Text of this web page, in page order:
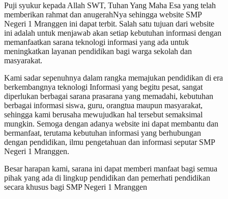
Puji syukur kepada Allah SWT, Tuhan Yang Maha Esa yang telah
memberikan rahmat dan anugerahNya sehingga website SMP
Negeri 1 Mranggen ini dapat terbit. Salah satu tujuan dari website
ini adalah untuk menjawab akan setiap kebutuhan informasi dengan
memanfaatkan sarana teknologi informasi yang ada untuk
meningkatkan layanan pendidikan bagi warga sekolah dan
masyarakat.
Kami sadar sepenuhnya dalam rangka memajukan pendidikan di era
berkembangnya teknologi Informasi yang begitu pesat, sangat
diperlukan berbagai sarana prasarana yang memadahi, kebutuhan
berbagai informasi siswa, guru, orangtua maupun masyarakat,
sehingga kami berusaha mewujudkan hal tersebut semaksimal
mungkin. Semoga dengan adanya website ini dapat membantu dan
bermanfaat, terutama kebutuhan informasi yang berhubungan
dengan pendidikan, ilmu pengetahuan dan informasi seputar SMP
Negeri 1 Mranggen.
Besar harapan kami, sarana ini dapat memberi manfaat bagi semua
pihak yang ada di lingkup pendidikan dan pemerhati pendidikan
secara khusus bagi SMP Negeri 1 Mranggen